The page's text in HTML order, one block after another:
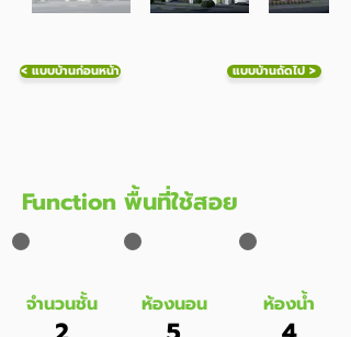
< แบบบ้านก่อนหน้า แบบบ้านถัดไป >
Function พื้นที่ใช้สอย
จำนวนชั้น ห้องนอน ห้องน้ำ